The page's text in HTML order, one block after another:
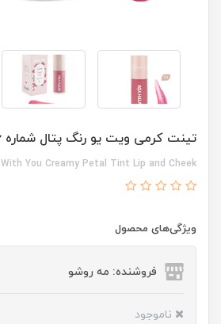
تینت کرمی ویت یو رنگ پتال شماره C6
With You Creamy Petal Tint Lip and Cheek
ویژگی‌های محصول
فروشنده: مه رو‌شو
ناموجود